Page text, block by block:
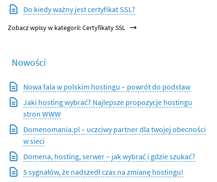
Do kiedy ważny jest certyfikat SSL?
Zobacz wpisy w kategorii: Certyfikaty SSL
Nowości
Nowa fala w polskim hostingu – powrót do podstaw
Jaki hosting wybrać? Najlepsze propozycje hostingu
stron WWW
Domenomania.pl – uczciwy partner dla twojej obecności
w sieci
Domena, hosting, serwer – jak wybrać i gdzie szukać?
5 sygnałów, że nadszedł czas na zmianę hostingu!